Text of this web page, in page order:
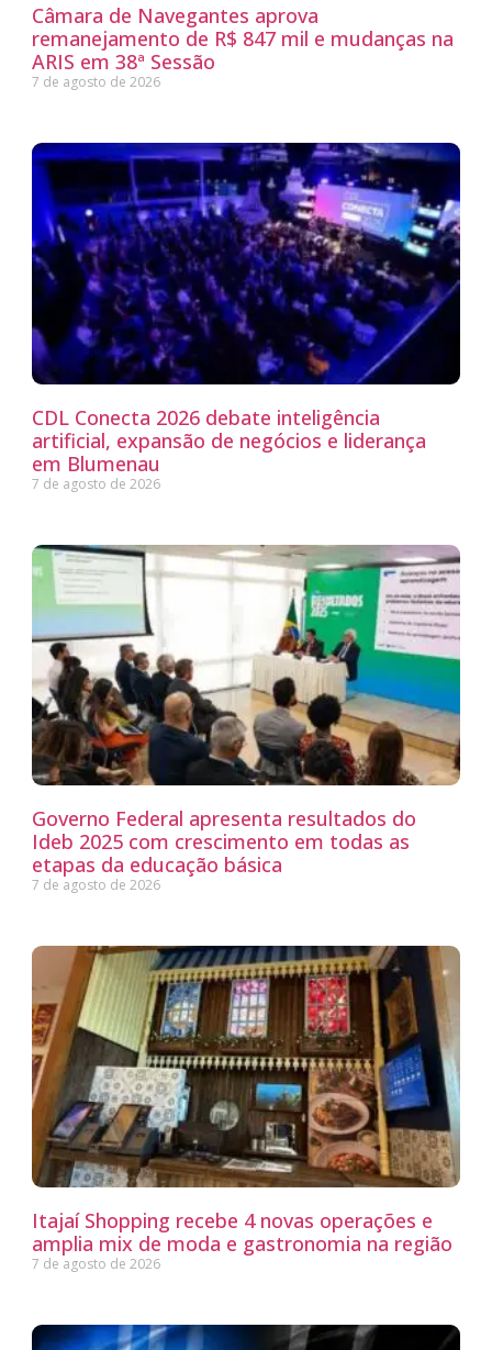
Câmara de Navegantes aprova
remanejamento de R$ 847 mil e mudanças na
ARIS em 38ª Sessão
7 de agosto de 2026
CDL Conecta 2026 debate inteligência
artificial, expansão de negócios e liderança
em Blumenau
7 de agosto de 2026
Governo Federal apresenta resultados do
Ideb 2025 com crescimento em todas as
etapas da educação básica
7 de agosto de 2026
Itajaí Shopping recebe 4 novas operações e
amplia mix de moda e gastronomia na região
7 de agosto de 2026